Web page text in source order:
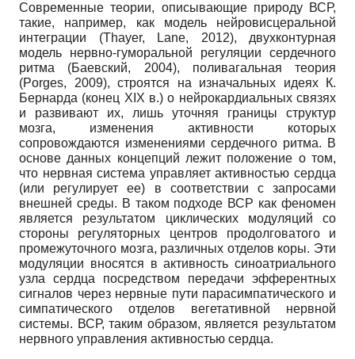
Современные теории, описывающие природу ВСР,
такие, например, как модель нейровисцеральной
интеграции (Thayer, Lane, 2012), двухконтурная
модель нервно-гуморальной регуляции сердечного
ритма (Баевский, 2004), поливагальная теория
(Porges, 2009), строятся на изначальных идеях К.
Бернарда (конец XIX в.) о нейрокардиальных связях
и развивают их, лишь уточняя границы структур
мозга, изменения активности которых
сопровождаются изменениями сердечного ритма. В
основе данных концепций лежит положение о том,
что нервная система управляет активностью сердца
(или регулирует ее) в соответствии с запросами
внешней среды. В таком подходе ВСР как феномен
является результатом циклических модуляций со
стороны регуляторных центров продолговатого и
промежуточного мозга, различных отделов коры. Эти
модуляции вносятся в активность синоатриального
узла сердца посредством передачи эфферентных
сигналов через нервные пути парасимпатического и
симпатического отделов вегетативной нервной
системы. ВСР, таким образом, является результатом
нервного управления активностью сердца.